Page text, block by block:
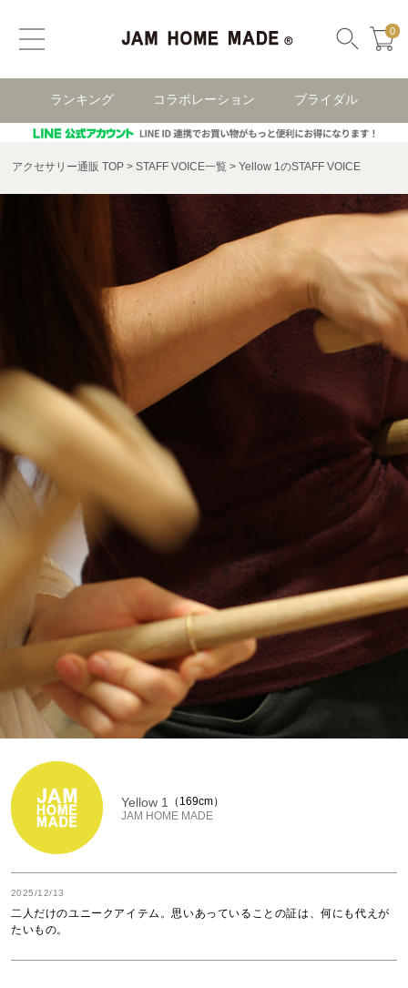
0
ランキング コラボレーション ブライダル
アクセサリー通販 TOP STAFF VOICE一覧 Yellow 1のSTAFF VOICE
Yellow 1
JAM HOME MADE
169cm
2025/12/13
二人だけのユニークアイテム。思いあっていることの証は、何にも代えが
たいもの。